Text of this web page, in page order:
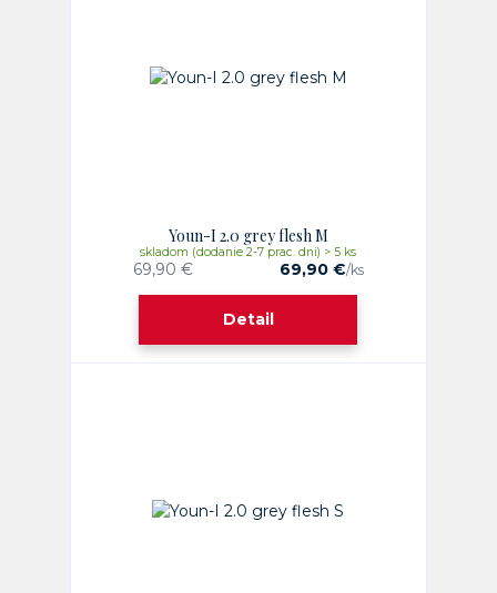
Youn-I 2.0 grey flesh M
69,90 € 69,90 €/ks
skladom (dodanie 2-7 prac. dni) > 5 ks
Detail